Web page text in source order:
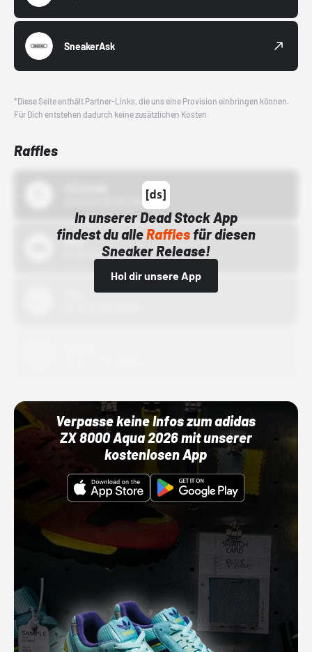
SneakerAsk
*Diese Seite enthält Partner-Links, die uns eine Provision einbringen können.
Für Dich entstehen dadurch keine zusätzlichen Kosten.
Raffles
In unserer Dead Stock App
findest du alleRafflesfür diesen
Sneaker Release!
Hol dir unsere App
Bstn
01.10.22 00:00 Uhr
Verpasse keine Infos zum adidas
ZX 8000 Aqua 2026 mit unserer
kostenlosen App